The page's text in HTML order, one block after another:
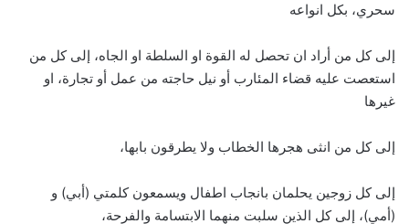
سحري، بكل انواعه
إلى كل من أراد ان تحصل له القوة او السلطة او الجاه، إلى كل من
استعصت عليه قضاء المئارب أو نيل حاجته من عمل أو تجارة، او
غيرها
إلى كل من انثى هجرها الخطاب ولا يطرقون بابها،
إلى كل زوجين يحلمان بانجاب اطفال ويسمعون كلمتي (أبي) و
(أمي)، إلى كل الذين سلبت منهما الابتسامة والفرحة،